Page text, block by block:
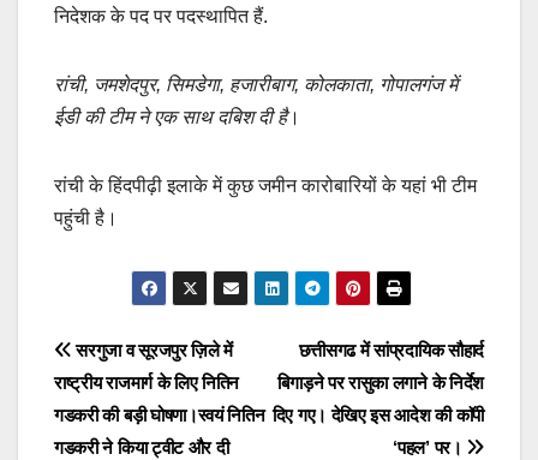
निदेशक के पद पर पदस्थापित हैं.
रांची, जमशेदपुर, सिमडेगा, हजारीबाग, कोलकाता, गोपालगंज में
ईडी की टीम ने एक साथ दबिश दी है।
रांची के हिंदपीढ़ी इलाके में कुछ जमीन कारोबारियों के यहां भी टीम
पहुंची है।
Post
navigation
छत्तीसगढ में सांप्रदायिक सौहार्द
बिगाड़ने पर रासुका लगाने के निर्देश
दिए गए। देखिए इस आदेश की काॅपी
‘पहल’ पर।
सरगुजा व सूरजपुर ज़िले में
राष्ट्रीय राजमार्ग के लिए नितिन
गडकरी की बड़ी घोषणा।स्वयं नितिन
गडकरी ने किया ट्वीट और दी